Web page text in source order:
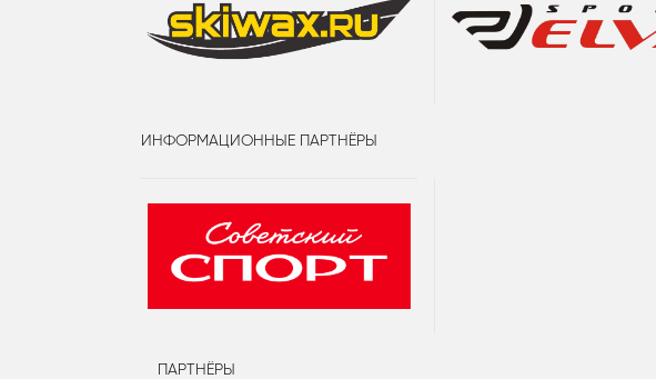
ИНФОРМАЦИОННЫЕ ПАРТНЁРЫ
ПАРТНЁРЫ